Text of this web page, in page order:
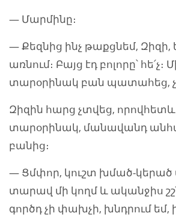
— Մարմինը։
— Քեզնից ինչ թաքցնեմ, Զիզի,
առնում։ Բայց էդ բոլորը՝ հե՛չ։
տարօրինակ բան պատահեց,
Զիզին հարց չտվեց,
տարօրինակ, մանավանդ
բանից։
— Ցմփոր, կուշտ խմած-
տարավ մի կողմ և ականջիս
գործդ չի փախչի, խնդրում եմ,